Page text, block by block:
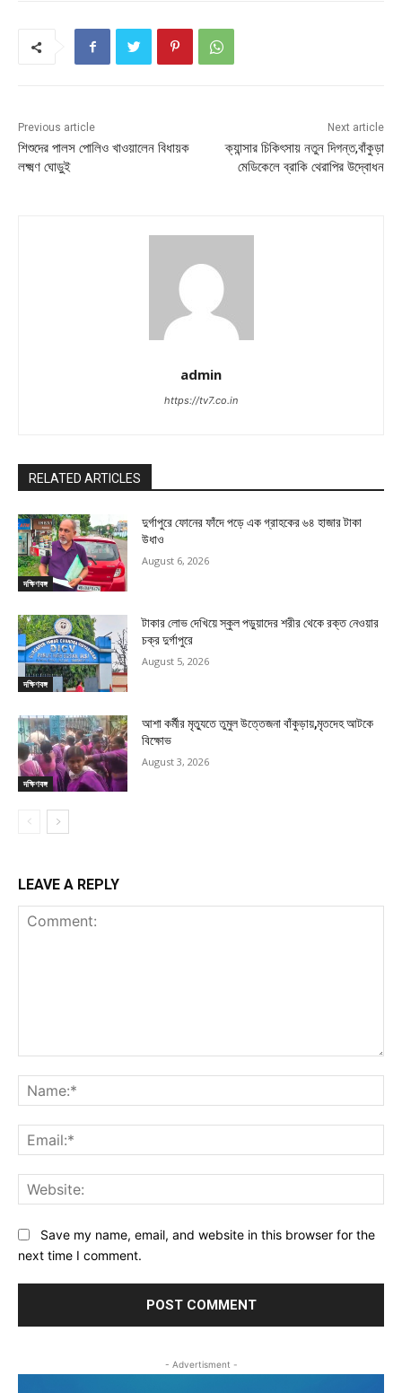
Previous article
শিশুদের পালস পোলিও খাওয়ালেন বিধায়ক
লক্ষ্মণ ঘোড়ুই
Next article
ক্যান্সার চিকিৎসায় নতুন দিগন্ত,বাঁকুড়া
মেডিকেলে ব্রাকি থেরাপির উদ্বোধন
admin
https://tv7.co.in
RELATED ARTICLES
দক্ষিণবঙ্গ
দুর্গাপুরে ফোনের ফাঁদে পড়ে এক গ্রাহকের ৬৪ হাজার টাকা
উধাও
August 6, 2026
দক্ষিণবঙ্গ
টাকার লোভ দেখিয়ে স্কুল পড়ুয়াদের শরীর থেকে রক্ত নেওয়ার
চক্র দুর্গাপুরে
August 5, 2026
দক্ষিণবঙ্গ
আশা কর্মীর মৃত্যুতে তুমুল উত্তেজনা বাঁকুড়ায়,মৃতদেহ আটকে
বিক্ষোভ
August 3, 2026
LEAVE A REPLY
Save my name, email, and website in this browser for the
next time I comment.
- Advertisment -